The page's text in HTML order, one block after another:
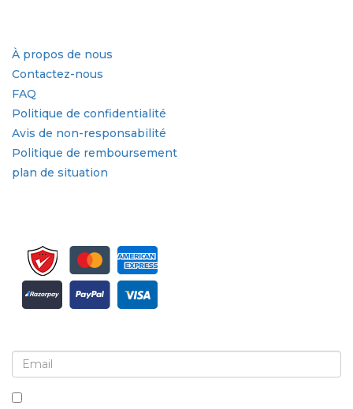
À propos de nous
Contactez-nous
FAQ
Politique de confidentialité
Avis de non-responsabilité
Politique de remboursement
plan de situation